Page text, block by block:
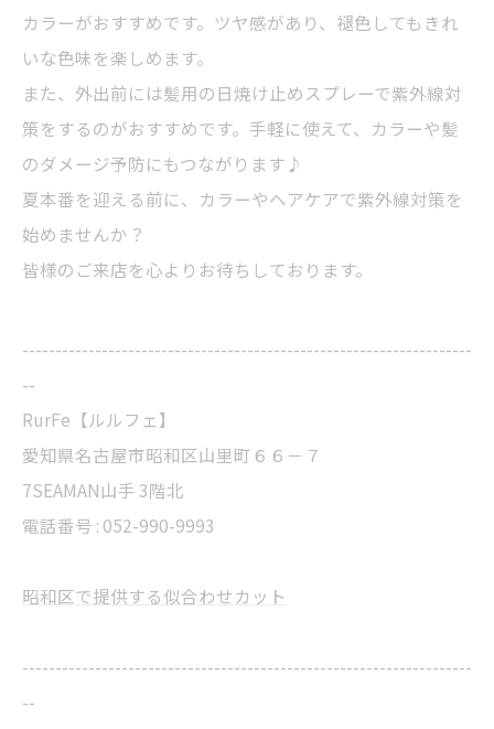
カラーがおすすめです。ツヤ感があり、褪色してもきれ
いな色味を楽しめます。
また、外出前には髪用の日焼け止めスプレーで紫外線対
策をするのがおすすめです。手軽に使えて、カラーや髪
のダメージ予防にもつながります♪
夏本番を迎える前に、カラーやヘアケアで紫外線対策を
始めませんか？
皆様のご来店を心よりお待ちしております。
--------------------------------------------------------------------
--
RurFe【ルルフェ】
愛知県名古屋市昭和区山里町６６－７
7SEAMAN山手 3階北
電話番号 : 052-990-9993
昭和区で提供する似合わせカット
--------------------------------------------------------------------
--